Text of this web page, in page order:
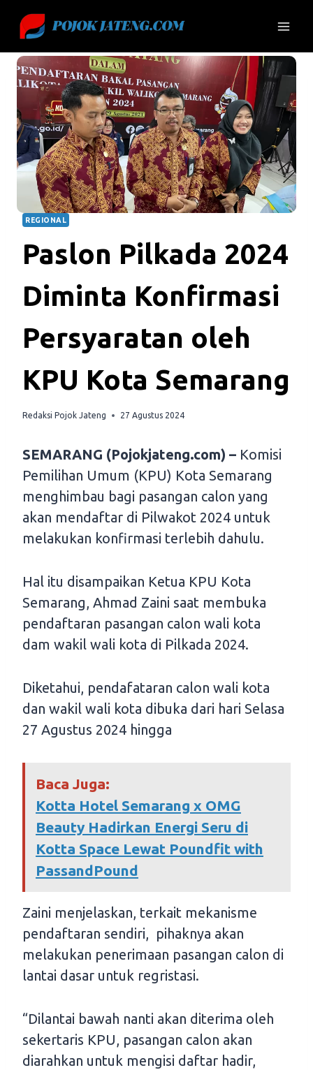
content
REGIONAL
Paslon Pilkada 2024
Diminta Konfirmasi
Persyaratan oleh
KPU Kota Semarang
Redaksi Pojok Jateng 27 Agustus 2024
SEMARANG (Pojokjateng.com) – Komisi
Pemilihan Umum (KPU) Kota Semarang
menghimbau bagi pasangan calon yang
akan mendaftar di Pilwakot 2024 untuk
melakukan konfirmasi terlebih dahulu.
Hal itu disampaikan Ketua KPU Kota
Semarang, Ahmad Zaini saat membuka
pendaftaran pasangan calon wali kota
dam wakil wali kota di Pilkada 2024.
Diketahui, pendafataran calon wali kota
dan wakil wali kota dibuka dari hari Selasa
27 Agustus 2024 hingga
Baca Juga:
Kotta Hotel Semarang x OMG
Beauty Hadirkan Energi Seru di
Kotta Space Lewat Poundfit with
PassandPound
Zaini menjelaskan, terkait mekanisme
pendaftaran sendiri, pihaknya akan
melakukan penerimaan pasangan calon di
lantai dasar untuk regristasi.
“Dilantai bawah nanti akan diterima oleh
sekertaris KPU, pasangan calon akan
diarahkan untuk mengisi daftar hadir,